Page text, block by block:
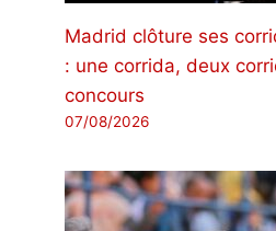
Madrid clôture ses
: une corrida, deux
concours
07/08/2026